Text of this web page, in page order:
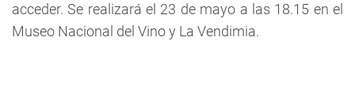
acceder. Se realizará el 23 de mayo a las 18.15 en el
Museo Nacional del Vino y La Vendimia.